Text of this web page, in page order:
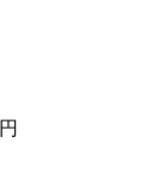
円